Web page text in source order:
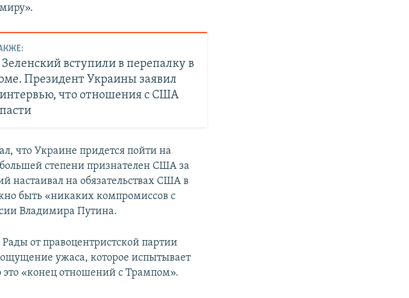
вступили в перепалку в
Президент Украины заявил
что отношения с США
что Украине придется пойти на
степени признателен США за
настаивал на обязательствах США в
быть «никаких компромиссов с
Владимира Путина.
от правоцентристской партии
ощущение ужаса, которое испытывает
это «конец отношений с Трампом».